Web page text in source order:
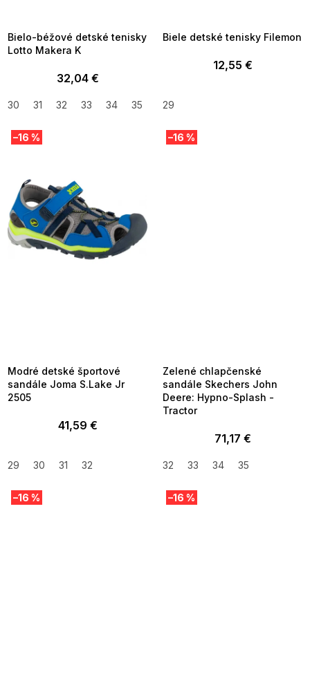
Bielo-béžové detské tenisky
Lotto Makera K
32,04 €
30 31 32 33 34 35
Biele detské tenisky Filemon
12,55 €
29
–16 %
Modré detské športové
sandále Joma S.Lake Jr
2505
41,59 €
29 30 31 32
–16 %
Zelené chlapčenské
sandále Skechers John
Deere: Hypno-Splash -
Tractor
71,17 €
32 33 34 35
–16 % –16 %